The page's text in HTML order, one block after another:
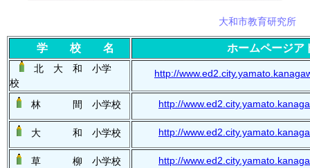
大和市教育研究所
学 校 名 ホームページア
北 大 和 小学
校
http://
林 間 小学校 http://
大 和 小学校 http://
草 柳 小学校 http://